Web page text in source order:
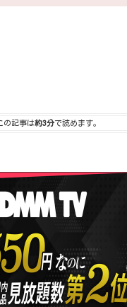
の記事は約3分で読めます。